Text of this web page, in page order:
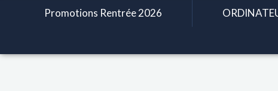
Promotions Rentrée 2026